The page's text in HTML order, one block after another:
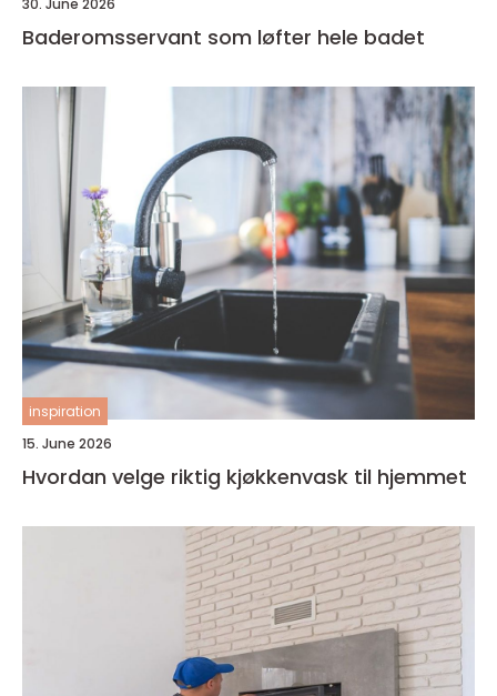
30. June 2026
Baderomsservant som løfter hele badet
inspiration
15. June 2026
Hvordan velge riktig kjøkkenvask til hjemmet